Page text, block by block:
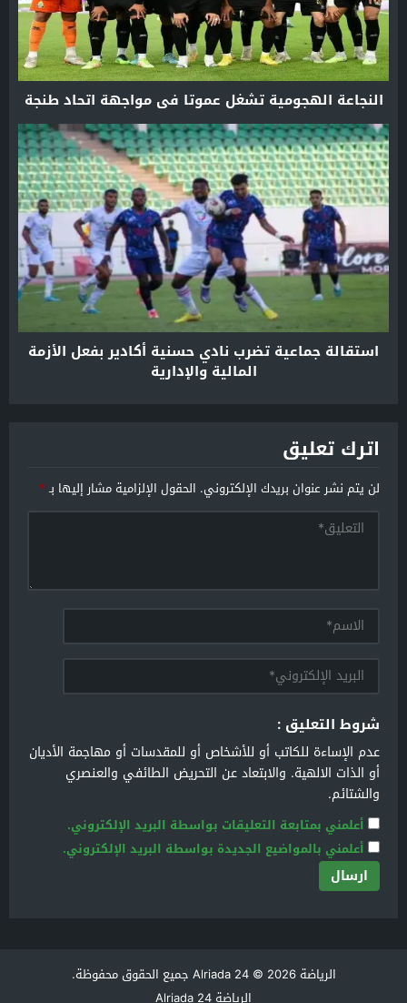
النجاعة الهجومية تشغل عموتا في مواجهة اتحاد طنجة
استقالة جماعية تضرب نادي حسنية أكادير بفعل الأزمة
المالية والإدارية
اترك تعليق
لن يتم نشر عنوان بريدك الإلكتروني. الحقول الإلزامية مشار إليها بـ*
شروط التعليق :
عدم الإساءة للكاتب أو للأشخاص أو للمقدسات أو مهاجمة الأديان
أو الذات الالهية. والابتعاد عن التحريض الطائفي والعنصري
والشتائم.
أعلمني بمتابعة التعليقات بواسطة البريد الإلكتروني.
أعلمني بالمواضيع الجديدة بواسطة البريد الإلكتروني.
الرياضة Alriada 24© 2026 جميع الحقوق محفوظة.
الرياضة Alriada 24